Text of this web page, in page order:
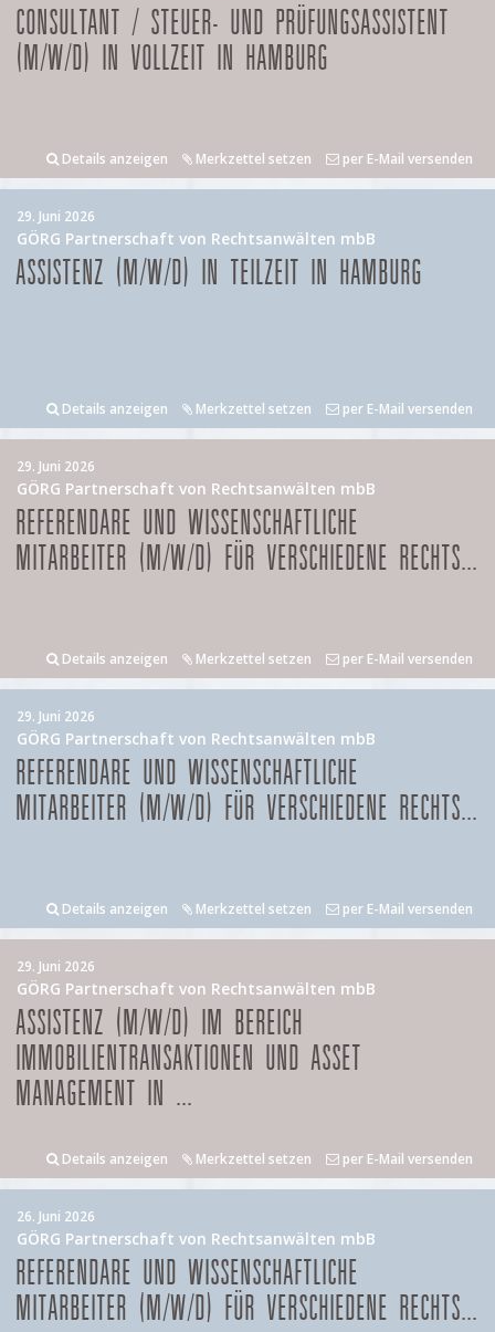
CONSULTANT / STEUER- UND PRÜFUNGSASSISTENT
(M/W/D) IN VOLLZEIT IN HAMBURG
Details anzeigen Merkzettel setzen per E-Mail versenden
29. Juni 2026
GÖRG Partnerschaft von Rechtsanwälten mbB
ASSISTENZ (M/W/D) IN TEILZEIT IN HAMBURG
Details anzeigen Merkzettel setzen per E-Mail versenden
29. Juni 2026
GÖRG Partnerschaft von Rechtsanwälten mbB
REFERENDARE UND WISSENSCHAFTLICHE
MITARBEITER (M/W/D) FÜR VERSCHIEDENE RECHTS...
Details anzeigen Merkzettel setzen per E-Mail versenden
29. Juni 2026
GÖRG Partnerschaft von Rechtsanwälten mbB
REFERENDARE UND WISSENSCHAFTLICHE
MITARBEITER (M/W/D) FÜR VERSCHIEDENE RECHTS...
Details anzeigen Merkzettel setzen per E-Mail versenden
29. Juni 2026
GÖRG Partnerschaft von Rechtsanwälten mbB
ASSISTENZ (M/W/D) IM BEREICH
IMMOBILIENTRANSAKTIONEN UND ASSET
MANAGEMENT IN ...
Details anzeigen Merkzettel setzen per E-Mail versenden
26. Juni 2026
GÖRG Partnerschaft von Rechtsanwälten mbB
REFERENDARE UND WISSENSCHAFTLICHE
MITARBEITER (M/W/D) FÜR VERSCHIEDENE RECHTS...